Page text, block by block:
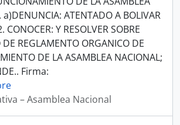
a)DENUNCIA: ATENTADO A BOLIVAR
CONOCER: Y RESOLVER SOBRE
DE REGLAMENTO ORGANICO DE
DE LA ASAMBLEA NACIONAL;
Firma:
– Asamblea Nacional